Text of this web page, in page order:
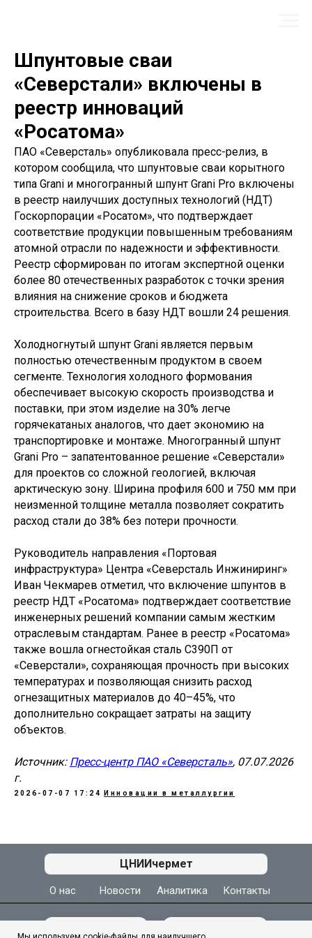
Шпунтовые сваи
«Северстали» включены в
реестр инноваций
«Росатома»
ПАО «Северсталь» опубликовала пресс-релиз, в
котором сообщила, что шпунтовые сваи корытного
типа Grani и многогранный шпунт Grani Pro включены
в реестр наилучших доступных технологий (НДТ)
Госкорпорации «Росатом», что подтверждает
соответствие продукции повышенным требованиям
атомной отрасли по надежности и эффективности.
Реестр сформирован по итогам экспертной оценки
более 80 отечественных разработок с точки зрения
влияния на снижение сроков и бюджета
строительства. Всего в базу НДТ вошли 24 решения.
Холодногнутый шпунт Grani является первым
полностью отечественным продуктом в своем
сегменте. Технология холодного формования
обеспечивает высокую скорость производства и
поставки, при этом изделие на 30% легче
горячекатаных аналогов, что дает экономию на
транспортировке и монтаже. Многогранный шпунт
Grani Pro – запатентованное решение «Северстали»
для проектов со сложной геологией, включая
арктическую зону. Ширина профиля 600 и 750 мм при
неизменной толщине металла позволяет сократить
расход стали до 38% без потери прочности.
Руководитель направления «Портовая
инфраструктура» Центра «Северсталь Инжиниринг»
Иван Чекмарев отметил, что включение шпунтов в
реестр НДТ «Росатома» подтверждает соответствие
инженерных решений компании самым жестким
отраслевым стандартам. Ранее в реестр «Росатома»
также вошла огнестойкая сталь С390П от
«Северстали», сохраняющая прочность при высоких
температурах и позволяющая снизить расход
огнезащитных материалов до 40–45%, что
дополнительно сокращает затраты на защиту
объектов.
Источник: Пресс-центр ПАО «Северсталь», 07.07.2026
г.
2026-07-07 17:24 Инновации в металлургии
О нас Контакты
Аналитика
Новости
ЦНИИчермет